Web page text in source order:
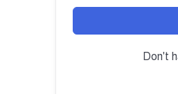
Don't